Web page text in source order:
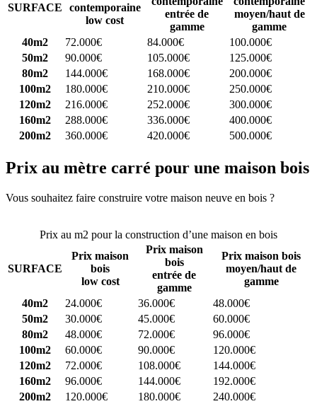
SURFACE
contemporaine
low cost
entrée de
gamme
moyen/haut de
gamme
40m2
72.000€ 84.000€
100.000€
50m2
90.000€ 105.000€
125.000€
80m2
144.000€ 168.000€
200.000€
100m2
180.000€ 210.000€
250.000€
120m2
216.000€ 252.000€
300.000€
160m2
288.000€ 336.000€
400.000€
200m2
360.000€ 420.000€ 500.000€
Prix au mètre carré pour une maison bois
Vous souhaitez faire construire votre maison neuve en bois ?
Prix au m2 pour la construction d’une maison en bois
SURFACE
Prix maison
bois
low cost
Prix maison
bois
entrée de
gamme
Prix maison bois
moyen/haut de
gamme
40m2
24.000€ 36.000€
48.000€
50m2
30.000€ 45.000€
60.000€
80m2
48.000€ 72.000€
96.000€
100m2
60.000€ 90.000€
120.000€
120m2
72.000€ 108.000€
144.000€
160m2
96.000€ 144.000€
192.000€
200m2
120.000€ 180.000€ 240.000€